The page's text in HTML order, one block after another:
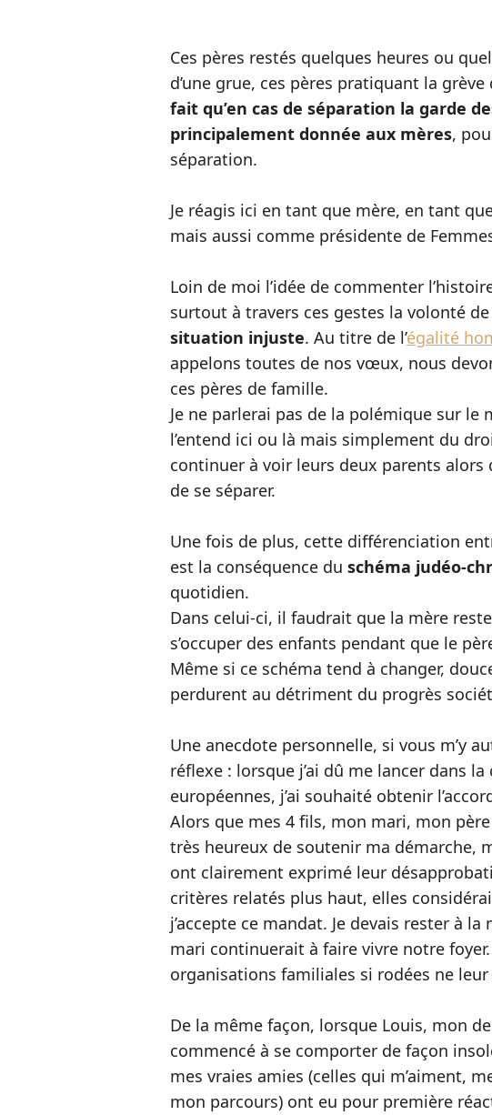
Ces pères restés quelques heures ou
d’une grue, ces pères pratiquant la grève
fait qu’en cas de séparation la garde
principalement donnée aux mères,
séparation.
Je réagis ici en tant que mère, en tant
mais aussi comme présidente de
Loin de moi l’idée de commenter
surtout à travers ces gestes la volonté
situation injuste. Au titre de l’égalité
appelons toutes de nos vœux, nous
ces pères de famille.
Je ne parlerai pas de la polémique sur le
l’entend ici ou là mais simplement du
continuer à voir leurs deux parents alors
de se séparer.
Une fois de plus, cette différenciation
est la conséquence du schéma judéo-
quotidien.
Dans celui-ci, il faudrait que la mère
s’occuper des enfants pendant que le
Même si ce schéma tend à changer,
perdurent au détriment du progrès
Une anecdote personnelle, si vous m’y
réflexe : lorsque j’ai dû me lancer dans la
européennes, j’ai souhaité obtenir
Alors que mes 4 fils, mon mari, mon
très heureux de soutenir ma démarche,
ont clairement exprimé leur
critères relatés plus haut, elles
j’accepte ce mandat. Je devais rester à
mari continuerait à faire vivre notre
organisations familiales si rodées ne
De la même façon, lorsque Louis, mon
commencé à se comporter de façon
mes vraies amies (celles qui m’aiment,
mon parcours) ont eu pour première